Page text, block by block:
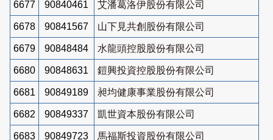
6677 90840461 艾潘葛洛伊股份有限公司
6678 90841567 山下見共創股份有限公司
6679 90848484 水龍頭控股股份有限公司
6680 90848631 鎧興投資控股股份有限公司
6681 90849189 昶均健康事業股份有限公司
6682 90849337 凱世資本股份有限公司
6683 90849723 馬福斯投資股份有限公司